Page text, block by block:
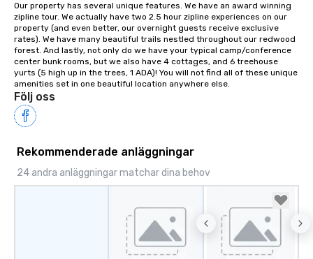
Our property has several unique features. We have an award winning
zipline tour. We actually have two 2.5 hour zipline experiences on our
property (and even better, our overnight guests receive exclusive
rates). We have many beautiful trails nestled throughout our redwood
forest. And lastly, not only do we have your typical camp/conference
center bunk rooms, but we also have 4 cottages, and 6 treehouse
yurts (5 high up in the trees, 1 ADA)! You will not find all of these unique
amenities set in one beautiful location anywhere else.
Följ oss
Rekommenderade anläggningar
24 andra anläggningar matchar dina behov